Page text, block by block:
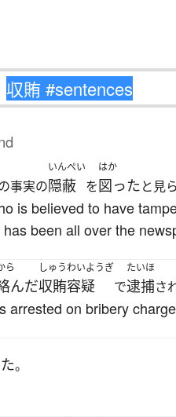
事実の
いんぺい
隠蔽 を
はか
図ったと見
is believed to have
been all over the
ら
んだ
しゅうわいようぎ
収賄容疑 で
たいほ
逮捕さ
arrested on bribery
。